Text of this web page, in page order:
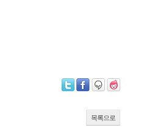
목록으로